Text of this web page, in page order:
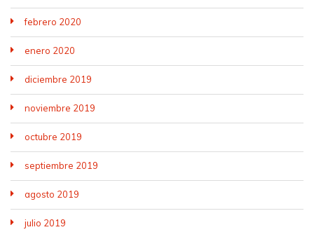
febrero 2020
enero 2020
diciembre 2019
noviembre 2019
octubre 2019
septiembre 2019
agosto 2019
julio 2019